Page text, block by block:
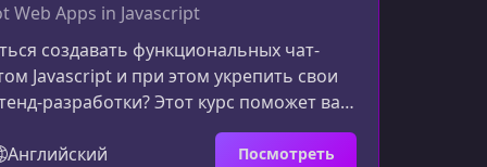
Web Apps in Javascript
создавать функциональных чат-
Javascript и при этом укрепить свои
Этот курс поможет вам
разобраться в логике чат-ботов и
практичные веб-приложения без
Английский Посмотреть